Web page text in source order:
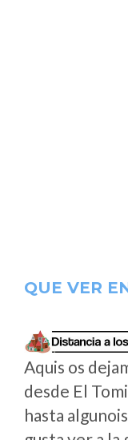
QUE VER
Aquis os
desde El
hasta